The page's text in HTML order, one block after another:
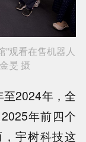
观看在售机器人
旻 摄
2024年，全
年前四个
宇树科技这